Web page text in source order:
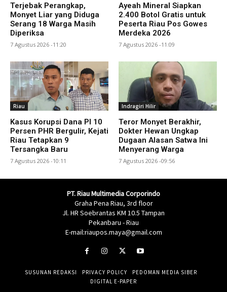
Terjebak Perangkap,
Monyet Liar yang Diduga
Serang 18 Warga Masih
Diperiksa
7 Agustus 2026 -11:20
Ayeah Mineral Siapkan
2.400 Botol Gratis untuk
Peserta Riau Pos Gowes
Merdeka 2026
7 Agustus 2026 -11:09
Riau
Kasus Korupsi Dana PI 10
Persen PHR Bergulir, Kejati
Riau Tetapkan 9
Tersangka Baru
7 Agustus 2026 -10:11
Indragiri Hilir
Teror Monyet Berakhir,
Dokter Hewan Ungkap
Dugaan Alasan Satwa Ini
Menyerang Warga
7 Agustus 2026 -09:56
PT. Riau Multimedia Corporindo
Graha Pena Riau, 3rd floor
Jl. HR Soebrantas KM 10.5 Tampan
Pekanbaru - Riau
E-mail:riaupos.maya@gmail.com
SUSUNAN REDAKSI PRIVACY POLICY
PEDOMAN MEDIA SIBER
DIGITAL E-PAPER